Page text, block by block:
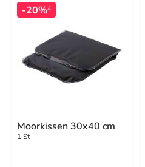
-20%4
Moorkissen 30x40 cm
1 St